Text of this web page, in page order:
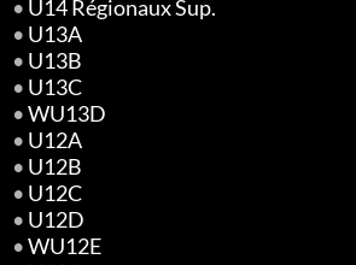
• U14 Régionaux Sup.
• U13A
• U13B
• U13C
•WU13D
• U12A
• U12B
• U12C
• U12D
•WU12E